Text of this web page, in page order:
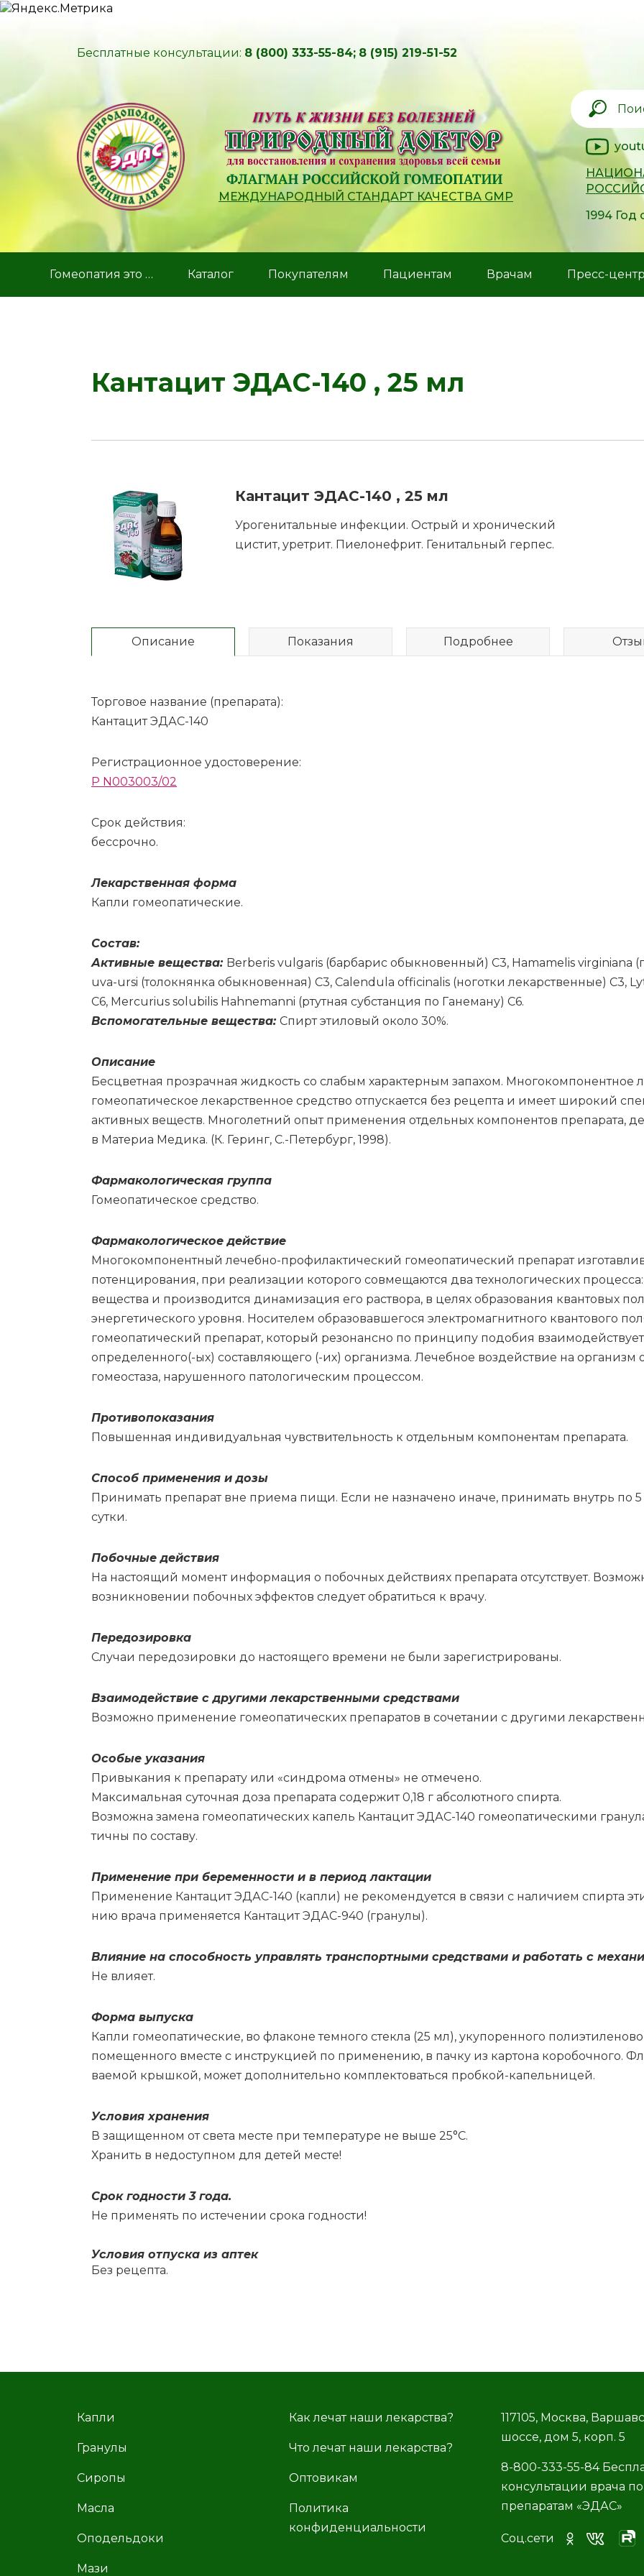
Бесплатные консультации: 8 (800) 333-55-84; 8 (915) 219-51-52
МЕЖДУНАРОДНЫЙ СТАНДАРТ КАЧЕСТВА GMP
1994 Год
Гомеопатия это … Каталог Покупателям Пациентам Врачам Пресс-центр
Кантацит ЭДАС-140 , 25 мл
Кантацит ЭДАС-140 , 25 мл
Урогенитальные инфекции. Острый и хронический
цистит, уретрит. Пиелонефрит. Генитальный герпес.
Описание Показания Подробнее
Торговое название (препарата):
Кантацит ЭДАС-140
Регистрационное удостоверение:
P N003003/02
Срок действия:
бессрочно.
Ле­кар­ствен­ная фор­ма
Ка­пли го­мео­па­ти­че­ские.
Со­став:
Ак­тив­ные ве­ще­ства: Berberis vulgaris (бар­ба­рис обык­но­вен­ный) C3, Hamamelis virginiana
uva-ursi (то­лок­нян­ка обык­но­вен­ная) C3, Calendula officinalis (но­гот­ки ле­кар­ствен­ные) C3,
C6, Mercurius solubilis Hahnemanni (ртут­ная суб­стан­ция по Га­не­ма­ну) C6.
Вс­по­мо­га­тель­ные ве­ще­ства: Спирт эти­ло­вый око­ло 30%.
Опи­са­ние
Бесцветная прозрачная жидкость со слабым характерным запахом. Многокомпонентное
гомеопатическое лекарственное средство отпускается без рецепта и имеет широкий
активных веществ. Многолетний опыт применения отдельных компонентов препарата,
в Материа Медика. (К. Геринг, С.-Петербург, 1998).
Фар­ма­ко­ло­ги­че­ская груп­па
Го­мео­па­ти­че­ское сред­ство.
Фармакологическое действие
Многокомпонентный лечебно-профилактический гомеопатический препарат
потенцирования, при реализации которого совмещаются два технологических
вещества и производится динамизация его раствора, в целях образования квантовых
энергетического уровня. Носителем образовавшегося электромагнитного квантового
гомеопатический препарат, который резонансно по принципу подобия
определенного(-ых) составляющего (-их) организма. Лечебное воздействие на организм
гомеостаза, нарушенного патологическим процессом.
Противопоказания
Повышенная индивидуальная чувствительность к отдельным компонентам препарата.
Спо­соб при­ме­не­ния и до­зы
Принимать препарат вне приема пищи. Если не назначено иначе, принимать внутрь по
сутки.
По­боч­ные действия
На настоящий момент информация о побочных действиях препарата отсутствует.
возникновении побочных эффектов следует обратиться к врачу.
Пе­ре­до­зи­ров­ка
Слу­чаи пе­ре­до­зи­ров­ки до на­сто­я­ще­го вре­ме­ни не бы­ли за­ре­ги­стри­ро­ва­ны.
Вза­и­мо­действие с дру­ги­ми ле­кар­ствен­ны­ми сред­ства­ми
Воз­мож­но при­ме­не­ние го­мео­па­ти­че­ских пре­па­ра­тов в со­че­та­нии с дру­ги­ми
Осо­бые ука­за­ния
При­вы­ка­ния к пре­па­ра­ту или «синд­ро­ма от­ме­ны» не от­ме­че­но.
Мак­си­маль­ная су­точ­ная до­за пре­па­ра­та со­дер­жит 0,18 г аб­со­лют­но­го спир­та.
Воз­мож­на за­ме­на го­мео­па­ти­че­ских ка­пель Кан­та­цит ЭДАС-140 го­мео­па­ти­че­ски­ми
тич­ны по со­ста­ву.
При­ме­не­ние при бе­ре­мен­но­сти и в пе­ри­од лак­та­ции
При­ме­не­ние Кан­та­цит ЭДАС-140 (кап­ли) не ре­ко­мен­ду­ет­ся в свя­зи с на­ли­чи­ем спир­та
нию вра­ча при­ме­ня­ет­ся Кан­та­цит ЭДАС-940 (гра­ну­лы).
Влия­ние на спо­соб­ность управ­лять транс­порт­ны­ми сред­ства­ми и ра­бо­тать с
Не вли­я­ет.
Фор­ма вы­пус­ка
Ка­пли го­мео­па­ти­че­ские, во фла­ко­не тем­но­го стек­ла (25 мл), уку­по­рен­но­го
по­ме­щен­но­го вме­сте с ин­струк­ци­ей по при­ме­не­нию, в пач­ку из кар­то­на ко­ро­боч­но­го.
ва­е­мой крыш­кой, мо­жет до­пол­ни­тель­но ком­плек­то­вать­ся проб­кой-ка­пель­ни­цей.
Усло­вия хра­не­ния
В за­щи­щен­ном от све­та ме­сте при тем­пе­ра­ту­ре не вы­ше 25°С.
Хра­нить в не­до­ступ­ном для де­тей ме­сте!
Срок год­но­сти 3 го­да.
Не при­ме­нять по ис­те­че­нии сро­ка год­но­сти!
Усло­вия от­пус­ка из ап­тек
Без ре­цеп­та.
Капли
Гранулы
Сиропы
Масла
Оподельдоки
Мази
Как лечат наши лекарства?
Что лечат наши лекарства?
Оптовикам
Политика
конфиденциальности
117105, Москва,
шоссе, дом 5, корп. 5
8-800-333-55-84
консультации врача по
препаратам «ЭДАС»
Соц.сети